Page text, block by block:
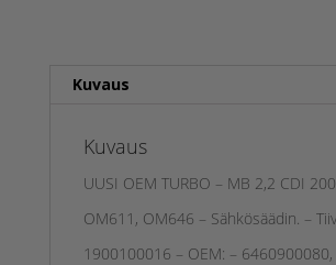
Kuvaus
Kuvaus
UUSI OEM TURBO – MB 2,2 CDI
OM611, OM646 – Sähkösäädin. –
1900100016 – OEM: – 6460900080,